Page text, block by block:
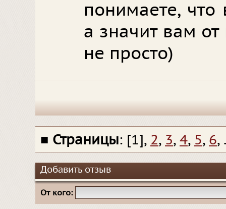
понимаете,
а значит вам
не просто)
■ Страницы: [1], 2, 3, 4, 5, 6,
Добавить отзыв
От кого: